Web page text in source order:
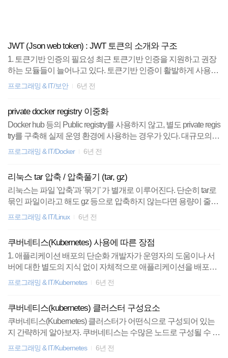
바
가
기
JWT (Json web token) : JWT 토큰의 소개와 구조
1. 토큰기반 인증의 필요성 최근 토큰기반 인증을 지원하고 권장
하는 모듈들이 늘어나고 있다. 토큰기반 인증이 활발하게 사용되
기 이전에는(물론 지금도 수많은 곳에서 사용중이다) 세션을 사
웃 등 확장성이 중요한 마이크로서비스 환경에서 세션 유지에 대
한 불편함이 있다." 이를 획기적으로 개선할 수 있는 대안이 바로
토큰기반 인증이다. 인증 정보와 기본적인 일부 데이터들을 정해
진 시간동안 유효한 토큰으로 만들어 인증에 사용하게 되는데, 이
에서 어떤 노드로 커넥션이 옮겨 가더라도 현재의 인증 상태를 유
지할 수 있게 된다..
프로그래밍 & IT/보안 6년 전
private docker registry 이중화
Docker hub 등의 Public registry를 사용하지 않고, 별도 private regis
try를 구축해 실제 운영 환경에 사용하는 경우가 있다. 대규모의
클러스터 운영 환경일수록 registry는 컨테이너로 기동되는 서비
인 DB이중화에 비해 간단하다. docker docs에서 기술하고 있는
다음 3가지만 지켜주면 된다. The most important aspect is that a lo
ad balanced cluster of registries must share the same resources. For
the current version of the re..
프로그래밍 & IT/Docker 6년 전
리눅스 tar 압축 / 압축풀기 (tar, gz)
리눅스는 파일 '압축'과 '묶기' 가 별개로 이루어진다. 단순히 tar로
묶인 파일이라고 해도 gz 등으로 압축하지 않는다면 용량이 줄지
않는다. 자주 쓰이는 tar 압축 관련 명령어는 다음과 같다. 1. tar로
상1] [대상2] [대상3]... 4. tar.gz 압축 풀기 tar -zxvf [파일명.tar.gz] 아래
는 리눅스 tar 명령어의 동작과 옵션에 대한 부가 설명이다. tar 동
작 소문자 c : 새로운 묶음을 만든다. 대문자 C : tar 묶음을 풀 때 지
정한 디렉터리 하위에 풀어..
프로그래밍 & IT/Linux 6년 전
쿠버네티스(Kubernetes) 사용에 따른 장점
1. 애플리케이션 배포의 단순화 개발자가 운영자의 도움이나 서
버에 대한 별도의 지식 없이 자체적으로 애플리케이션을 배포할
수 있게 된다. 쿠버네티스 클러스터의 노드는 수많은 베어메탈 서
된 애플리케이션을 인프라 구성에 대한 정보 없이도 손쉽게 배포
할 수 있다. 또한 쿠버네티스 환경에서는 rolling upgrade, blue-gree
n 배포 등을 간단하게 실행할 수 있다. 2. 애플리케이션 개발의 단
순화 개발 환경과 운영 환경이 동일한 환경(컨테이너)에서 애플
프로그래밍 & IT/Kubernetes 6년 전
쿠버네티스(kubernetes) 클러스터 구성요소
쿠버네티스(Kubernetes) 클러스터가 어떤식으로 구성되어 있는
지 간략하게 알아보자. 쿠버네티스는 수많은 노드로 구성될 수 있
으나, 노드는 크게 두가지 유형으로 나뉜다. 1. 마스터 노드 쿠버
프로그래밍 & IT/Kubernetes 6년 전
리눅스
주식
docker
종목분석
티스토리
spring